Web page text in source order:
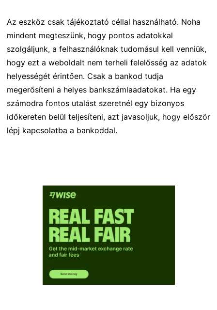
Az eszköz csak tájékoztató céllal használható. Noha
mindent megteszünk, hogy pontos adatokkal
szolgáljunk, a felhasználóknak tudomásul kell venniük,
hogy ezt a weboldalt nem terheli felelősség az adatok
helyességét érintően. Csak a bankod tudja
megerősíteni a helyes bankszámlaadatokat. Ha egy
számodra fontos utalást szeretnél egy bizonyos
időkereten belül teljesíteni, azt javasoljuk, hogy először
lépj kapcsolatba a bankoddal.